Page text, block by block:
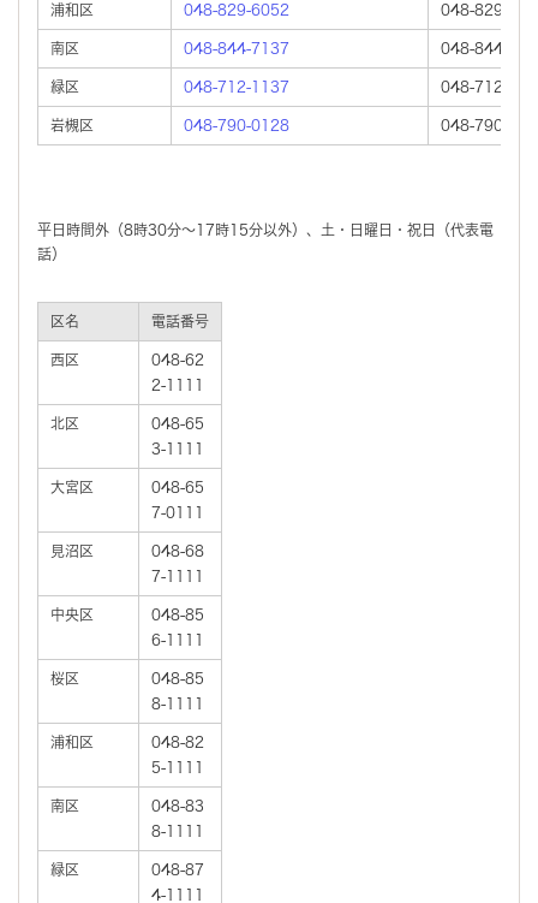
浦和区 048-829-6052 048-829-
南区 048-844-7137 048-844-
緑区 048-712-1137 048-712-
岩槻区 048-790-0128 048-790-
平日時間外（8時30分～17時15分以外）、土・日曜日・祝日（代表電
話）
区名 電話番号
西区
048-62
2-1111
北区
048-65
3-1111
大宮区
048-65
7-0111
見沼区
048-68
7-1111
中央区
048-85
6-1111
桜区
048-85
8-1111
浦和区
048-82
5-1111
南区
048-83
8-1111
緑区
048-87
4-1111